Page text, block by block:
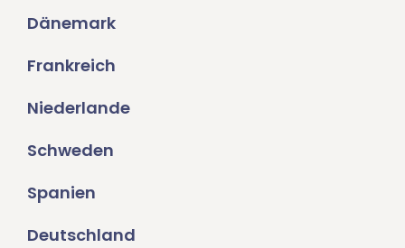
Dänemark
Frankreich
Niederlande
Schweden
Spanien
Deutschland